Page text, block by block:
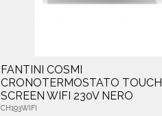
FANTINI COSMI
CRONOTERMOSTATO TOUCH
SCREEN WIFI 230V NERO
CH193WIFI